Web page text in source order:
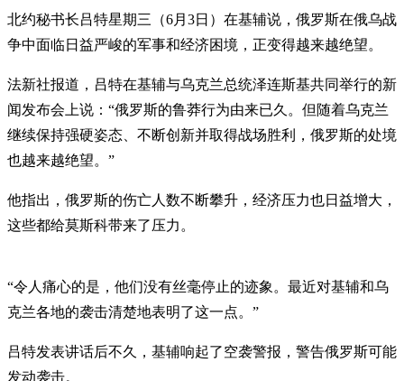
北约秘书长吕特星期三（6月3日）在基辅说，俄罗斯在俄乌战
争中面临日益严峻的军事和经济困境，正变得越来越绝望。
法新社报道，吕特在基辅与乌克兰总统泽连斯基共同举行的新
闻发布会上说：“俄罗斯的鲁莽行为由来已久。但随着乌克兰
继续保持强硬姿态、不断创新并取得战场胜利，俄罗斯的处境
也越来越绝望。”
他指出，俄罗斯的伤亡人数不断攀升，经济压力也日益增大，
这些都给莫斯科带来了压力。
“令人痛心的是，他们没有丝毫停止的迹象。最近对基辅和乌
克兰各地的袭击清楚地表明了这一点。”
吕特发表讲话后不久，基辅响起了空袭警报，警告俄罗斯可能
发动袭击。